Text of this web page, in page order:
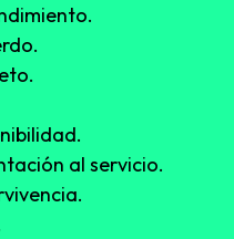
al servicio.